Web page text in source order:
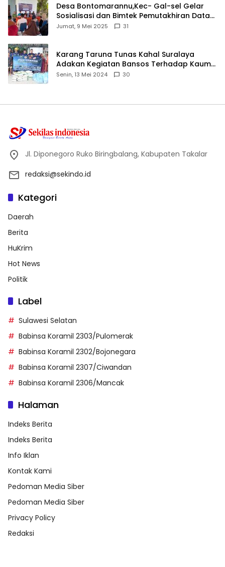
Desa Bontomarannu,Kec- Gal-sel Gelar
Sosialisasi dan Bimtek Pemutakhiran Data
ID
Jumat, 9 Mei 2025 31
Karang Taruna Tunas Kahal Suralaya
Adakan Kegiatan Bansos Terhadap Kaum
Dhuafa dan Anak Yatim-Piatu
Senin, 13 Mei 2024 30
Jl. Diponegoro Ruko Biringbalang, Kabupaten Takalar
redaksi@sekindo.id
Kategori
Daerah
Berita
HuKrim
Hot News
Politik
Label
Sulawesi Selatan
Babinsa Koramil 2303/Pulomerak
Babinsa Koramil 2302/Bojonegara
Babinsa Koramil 2307/Ciwandan
Babinsa Koramil 2306/Mancak
Halaman
Indeks Berita
Indeks Berita
Info Iklan
Kontak Kami
Pedoman Media Siber
Pedoman Media Siber
Privacy Policy
Redaksi